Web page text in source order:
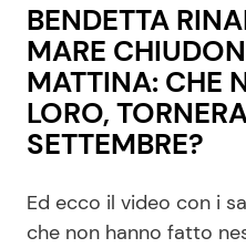
BENDETTA
MARE
MATTINA: CHE
LORO,
SETTEMBRE?
Ed ecco il video con i
che non hanno fatto